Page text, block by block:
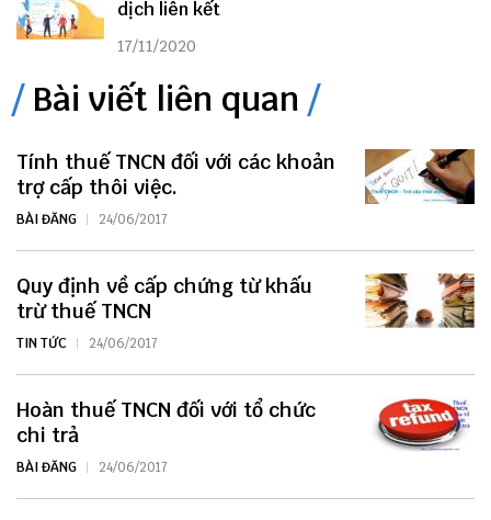
dịch liên kết
17/11/2020
Bài viết liên quan
Tính thuế TNCN đối với các khoản
trợ cấp thôi việc.
BÀI ĐĂNG 24/06/2017
Quy định về cấp chứng từ khấu
trừ thuế TNCN
TIN TỨC 24/06/2017
Hoàn thuế TNCN đối với tổ chức
chi trả
BÀI ĐĂNG 24/06/2017